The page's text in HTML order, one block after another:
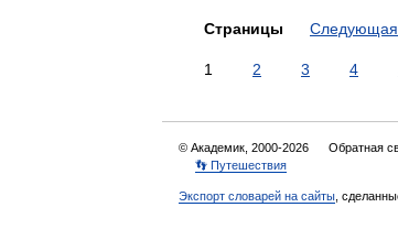
Страницы Следующая
1 2 3 4
© Академик, 2000-2026 Обратная
👣 Путешествия
Экспорт словарей на сайты ,